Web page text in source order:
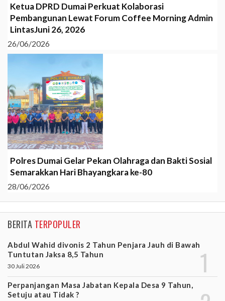
Ketua DPRD Dumai Perkuat Kolaborasi
Pembangunan Lewat Forum Coffee Morning Admin
LintasJuni 26, 2026
26/06/2026
Polres Dumai Gelar Pekan Olahraga dan Bakti Sosial
Semarakkan Hari Bhayangkara ke-80
28/06/2026
BERITA TERPOPULER
Abdul Wahid divonis 2 Tahun Penjara Jauh di Bawah
Tuntutan Jaksa 8,5 Tahun
30 Juli 2026
Perpanjangan Masa Jabatan Kepala Desa 9 Tahun,
Setuju atau Tidak ?